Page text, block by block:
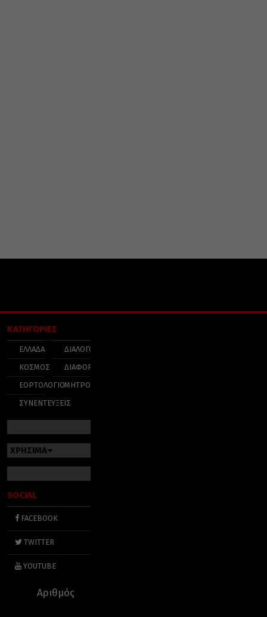
ΚΑΤΗΓΟΡΙΕΣ
ΕΛΛΑΔΑ
ΚΟΣΜΟΣ
ΕΟΡΤΟΛΟΓΙΟ
ΣΥΝΕΝΤΕΥΞΕΙΣ
ΔΙΑΛΟΓΟΣ
ΔΙΑΦΟΡΑ
ΜΗΤΡΟΠΟΛΕΙΣ
ΧΡΗΣΙΜΑ
SOCIAL
FACEBOOK
TWITTER
YOUTUBE
Αριθμός